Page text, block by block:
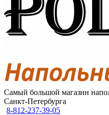
Самый большой магазин
Санкт-Петербурга
8-812-237-39-05